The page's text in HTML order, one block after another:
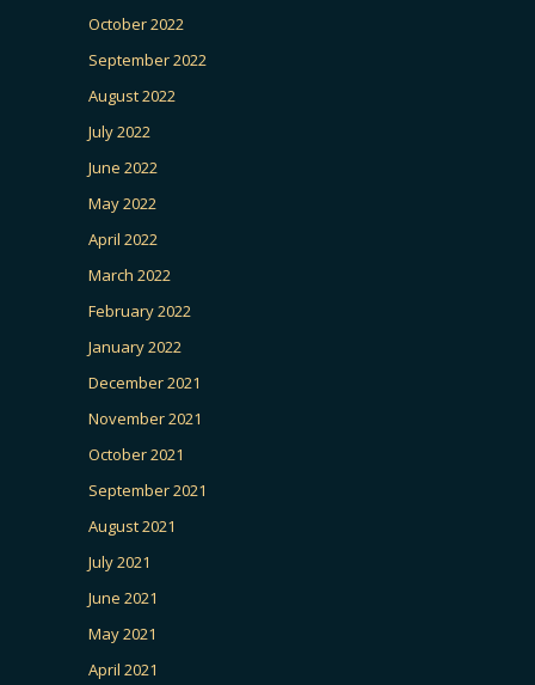
October 2022
September 2022
August 2022
July 2022
June 2022
May 2022
April 2022
March 2022
February 2022
January 2022
December 2021
November 2021
October 2021
September 2021
August 2021
July 2021
June 2021
May 2021
April 2021